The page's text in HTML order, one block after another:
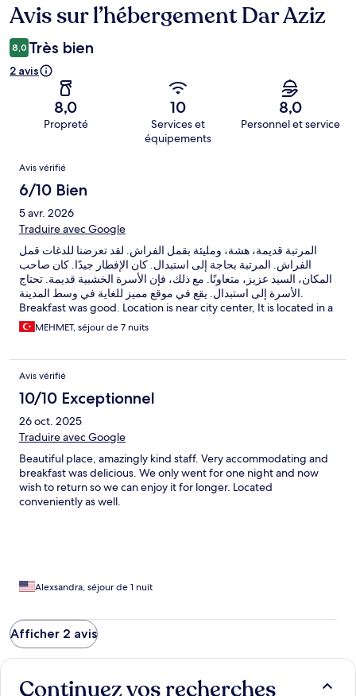
Avis
Avis sur l’hébergement Dar Aziz
8,0 Très bien
2 avis
8,0
Propreté
10
Services et
équipements
8,0
Personnel et service
Avis
Avis vérifié
6/10 Bien
5 avr. 2026
Traduire avec Google
المرتبة قديمة، هشة، ومليئة بقمل الفراش. لقد تعرضنا للدغات قمل
الفراش. المرتبة بحاجة إلى استبدال. كان الإفطار جيدًا. كان صاحب
المكان، السيد عزيز، متعاونًا. مع ذلك، فإن الأسرة الخشبية قديمة. تحتاج
الأسرة إلى استبدال. يقع في موقع مميز للغاية في وسط المدينة.
Breakfast was good. Location is near city center, It is located in a
very nice location in the city center. The owner, Mr. Aziz, was
helpful. However, the wooden beds are old. The beds need to
They need to be replaced.
MEHMET, séjour de 7 nuits
Avis vérifié
10/10 Exceptionnel
26 oct. 2025
Traduire avec Google
Beautiful place, amazingly kind staff. Very accommodating and
breakfast was delicious. We only went for one night and now
wish to return so we can enjoy it for longer. Located
conveniently as well.
Alexsandra, séjour de 1 nuit
Afficher 2 avis
Continuez vos recherches